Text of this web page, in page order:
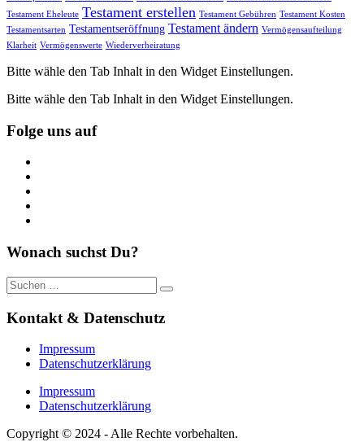
Testament Eheleute Testament erstellen Testament Gebühren Testament Kosten
Testamentsarten Testamentseröffnung Testament ändern Vermögensaufteilung
Klarheit Vermögenswerte Wiederverheiratung
Bitte wähle den Tab Inhalt in den Widget Einstellungen.
Bitte wähle den Tab Inhalt in den Widget Einstellungen.
Folge uns auf
Wonach suchst Du?
Suche
nach:
Kontakt & Datenschutz
Impressum
Datenschutzerklärung
Impressum
Datenschutzerklärung
Copyright © 2024 - Alle Rechte vorbehalten.